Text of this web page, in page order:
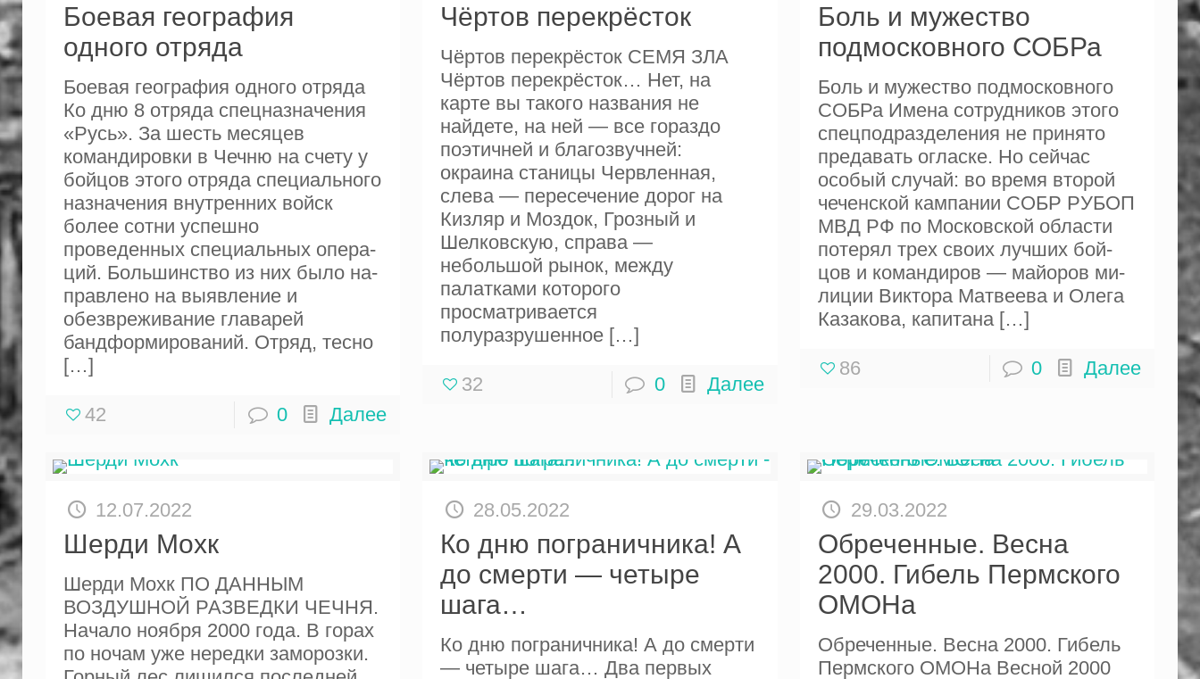
Боевая география
одного отряда
Боевая география одного отряда
Ко дню 8 отряда спецназначения
«Русь». За шесть месяцев
командировки в Чечню на счету у
бойцов этого от­ряда специального
назначения внут­ренних войск
более сотни успешно
проведенных специальных опера­
ций. Большинство из них было на­
правлено на выявление и
обезвре­живание главарей
бандформирова­ний. Отряд, тесно
[…]
42 0 Далее
Чёртов перекрёсток
Чёртов перекрёсток СЕМЯ ЗЛА
Чёртов перекрёсток… Нет, на
карте вы такого названия не
найдете, на ней — все го­раздо
поэтичней и благозвучней:
окраина ста­ницы Червленная,
слева — пересечение дорог на
Кизляр и Моздок, Грозный и
Шелковскую, справа —
небольшой рынок, между
палатками которого
просматривается
полуразрушенное […]
32 0 Далее
Боль и мужество
подмосковного СОБРа
Боль и мужество подмосковного
СОБРа Имена сотрудников этого
спецподразделения не принято
предавать огласке. Но сейчас
особый случай: во время второй
чеченской кампании СОБР РУБОП
МВД РФ по Московской области
потерял трех своих лучших бой­
цов и командиров — майоров ми­
лиции Виктора Матвеева и Олега
Казакова, капитана[…]
86 0 Далее
12.07.2022
Шерди Мохк
Шерди Мохк ПО ДАННЫМ
ВОЗДУШНОЙ РАЗВЕДКИ ЧЕЧНЯ.
Начало ноября 2000 года. В горах
по ночам уже нередки заморозки.
28.05.2022
Ко дню пограничника! А
до смерти — четыре
шага…
Ко дню пограничника! А до смерти
— четыре шага… Два первых
29.03.2022
Обреченные. Весна
2000. Гибель Пермского
ОМОНа
Обреченные. Весна 2000. Гибель
Пермского ОМОНа Весной 2000